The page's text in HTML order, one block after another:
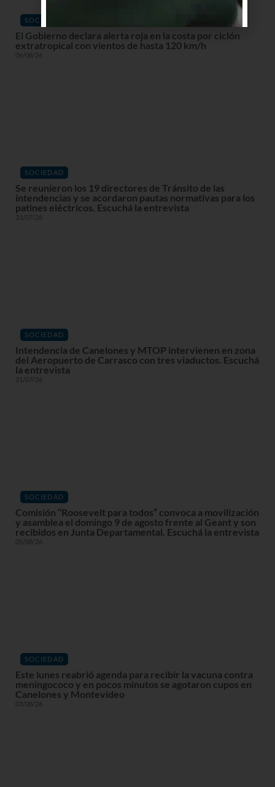
SOCIEDAD
El Gobierno declara alerta roja en la costa por ciclón
extratropical con vientos de hasta 120 km/h
06/08/26
SOCIEDAD
Se reunieron los 19 directores de Tránsito de las
intendencias y se acordaron pautas normativas para los
patines eléctricos. Escuchá la entrevista
31/07/26
SOCIEDAD
Intendencia de Canelones y MTOP intervienen en zona
del Aeropuerto de Carrasco con tres viaductos. Escuchá
la entrevista
31/07/26
SOCIEDAD
Comisión “Roosevelt para todos” convoca a movilización
y asamblea el domingo 9 de agosto frente al Geant y son
recibidos en Junta Departamental. Escuchá la entrevista
05/08/26
SOCIEDAD
Este lunes reabrió agenda para recibir la vacuna contra
meningococo y en pocos minutos se agotaron cupos en
Canelones y Montevideo
03/08/26